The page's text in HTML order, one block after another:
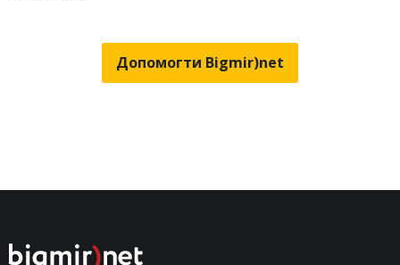
Допомогти Bigmir)net